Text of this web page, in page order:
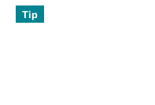
Tip